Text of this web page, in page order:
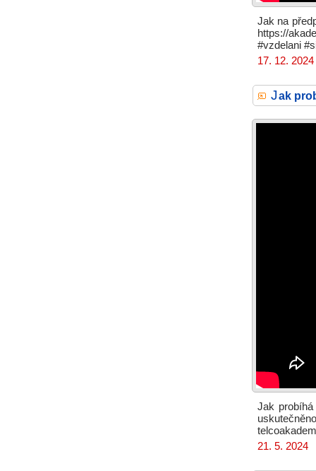
Jak na
https://
#vzdelani
17. 12. 2024
Jak
Jak
21. 5. 2024